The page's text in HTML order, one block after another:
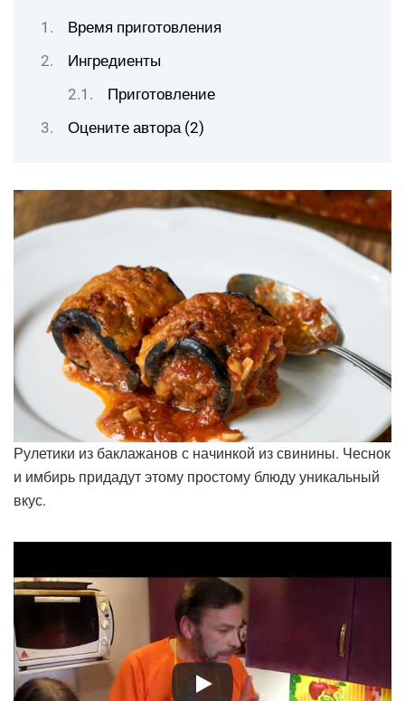
Время приготовления
Ингредиенты
Приготовление
Оцените автора (2)
Рулетики из баклажанов с начинкой из свинины. Чеснок
и имбирь придадут этому простому блюду уникальный
вкус.